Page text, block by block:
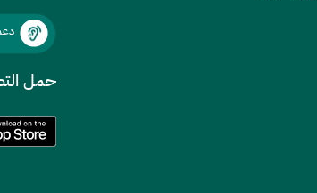
حمل